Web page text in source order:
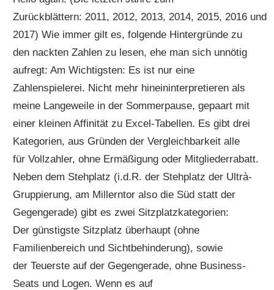
Zurückblättern: 2011, 2012, 2013, 2014, 2015, 2016 und
2017) Wie immer gilt es, folgende Hintergründe zu
den nackten Zahlen zu lesen, ehe man sich unnötig
aufregt: Am Wichtigsten: Es ist nur eine
Zahlenspielerei. Nicht mehr hineininterpretieren als
meine Langeweile in der Sommerpause, gepaart mit
einer kleinen Affinität zu Excel-Tabellen. Es gibt drei
Kategorien, aus Gründen der Vergleichbarkeit alle
für Vollzahler, ohne Ermäßigung oder Mitgliederrabatt.
Neben dem Stehplatz (i.d.R. der Stehplatz der Ultrà-
Gruppierung, am Millerntor also die Süd statt der
Gegengerade) gibt es zwei Sitzplatzkategorien:
Der günstigste Sitzplatz überhaupt (ohne
Familienbereich und Sichtbehinderung), sowie
der Teuerste auf der Gegengerade, ohne Business-
Seats und Logen. Wenn es auf